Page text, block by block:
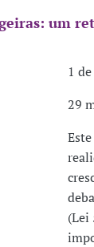
um
1
29
(Lei